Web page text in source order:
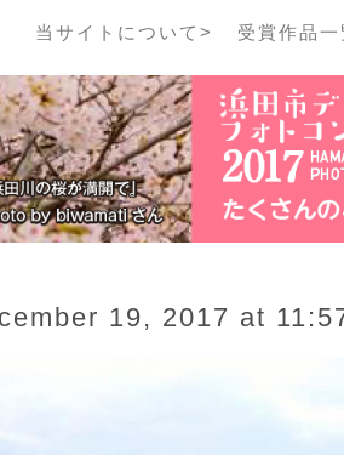
当サイトについて> 受賞作品一
19, 2017 at